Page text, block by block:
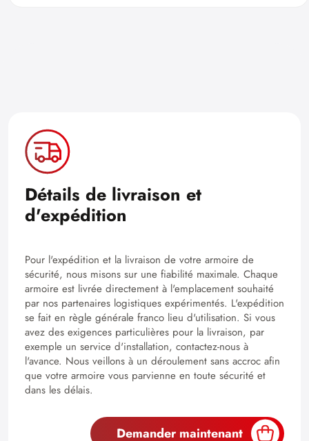
Détails de livraison et
d'expédition
Pour l'expédition et la livraison de votre armoire de
sécurité, nous misons sur une fiabilité maximale. Chaque
armoire est livrée directement à l'emplacement souhaité
par nos partenaires logistiques expérimentés. L'expédition
se fait en règle générale franco lieu d'utilisation. Si vous
avez des exigences particulières pour la livraison, par
exemple un service d'installation, contactez-nous à
l'avance. Nous veillons à un déroulement sans accroc afin
que votre armoire vous parvienne en toute sécurité et
dans les délais.
Demander maintenant